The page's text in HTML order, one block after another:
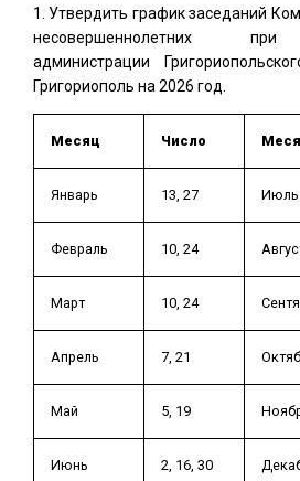
Утвердить график заседаний
несовершеннолетних при
администрации
Григориополь на 2026 год.
Месяц Число
Январь 13, 27 Июль
Февраль 10, 24
Март 10, 24
Апрель 7, 21
Май 5, 19
Июнь 2, 16, 30